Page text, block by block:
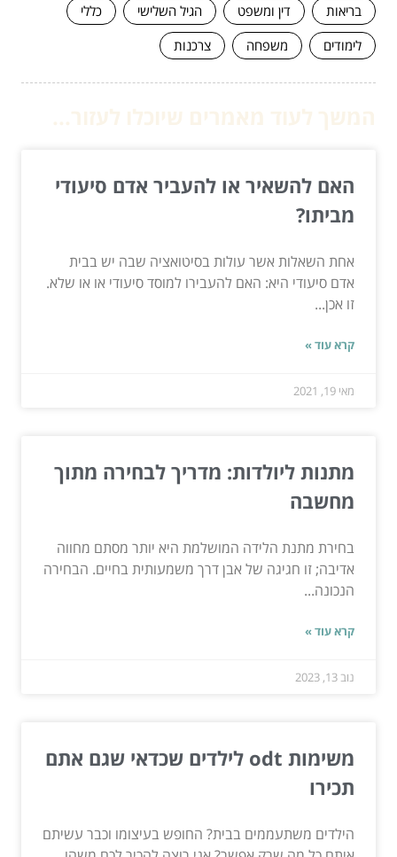
בריאות דין ומשפט הגיל השלישי
כללי
לימודים
משפחה צרכנות
האם להשאיר או להעביר אדם סיעודי
מביתו?
אחת השאלות אשר עולות בסיטואציה שבה יש בבית
אדם סיעודי היא: האם להעבירו למוסד סיעודי או או שלא.
זו אכן...
קרא עוד »
מאי 19, 2021
מתנות ליולדות: מדריך לבחירה מתוך
מחשבה
בחירת מתנת הלידה המושלמת היא יותר מסתם מחווה
אדיבה; זו חגיגה של אבן דרך משמעותית בחיים. הבחירה
הנכונה...
קרא עוד »
נוב 13, 2023
משימות odt לילדים שכדאי שגם אתם
תכירו
הילדים משתעממים בבית? החופש בעיצומו וכבר עשיתם